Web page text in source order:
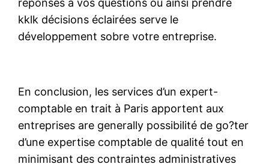
réponses à vos questions ou ainsi prendre
kklk décisions éclairées serve le
développement sobre votre entreprise.
En conclusion, les services d’un expert-
comptable en trait à Paris apportent aux
entreprises are generally possibilité de go?ter
d’une expertise comptable de qualité tout en
minimisant des contraintes administratives